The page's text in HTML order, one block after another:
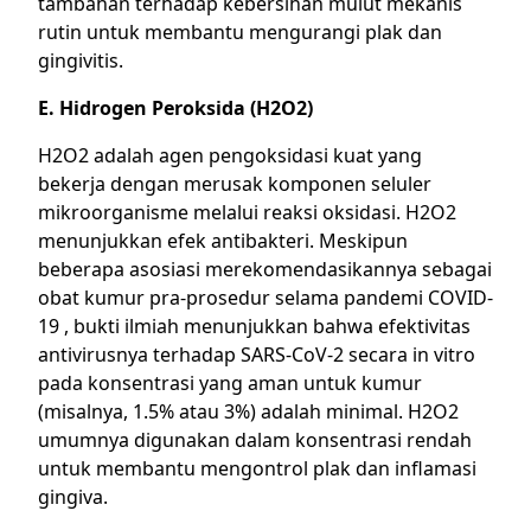
rutin untuk membantu mengurangi plak dan
gingivitis.
E. Hidrogen Peroksida (H2O2)
H2O2 adalah agen pengoksidasi kuat yang
bekerja dengan merusak komponen seluler
mikroorganisme melalui reaksi oksidasi. H2O2
menunjukkan efek antibakteri. Meskipun
beberapa asosiasi merekomendasikannya sebagai
obat kumur pra-prosedur selama pandemi COVID-
19 , bukti ilmiah menunjukkan bahwa efektivitas
antivirusnya terhadap SARS-CoV-2 secara in vitro
pada konsentrasi yang aman untuk kumur
(misalnya, 1.5% atau 3%) adalah minimal. H2O2
umumnya digunakan dalam konsentrasi rendah
untuk membantu mengontrol plak dan inflamasi
gingiva.